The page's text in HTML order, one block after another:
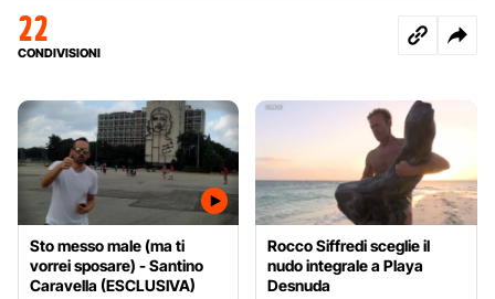
22
CONDIVISIONI
Sto messo male (ma ti
vorrei sposare) - Santino
Caravella (ESCLUSIVA)
Rocco Siffredi sceglie il
nudo integrale a Playa
Desnuda